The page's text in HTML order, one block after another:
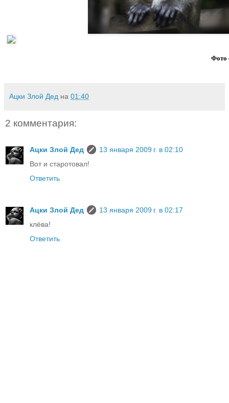
Фото
Ацки Злой Дед на 01:40
2 комментария:
Ацки Злой Дед
13 января 2009 г. в 02:10
Вот и старотовал!
Ответить
Ацки Злой Дед
13 января 2009 г. в 02:17
клёва!
Ответить